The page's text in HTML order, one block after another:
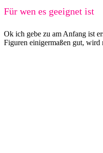
Für wen es geeignet ist
Ok ich gebe zu am Anfang ist
Figuren einigermaßen gut, wird